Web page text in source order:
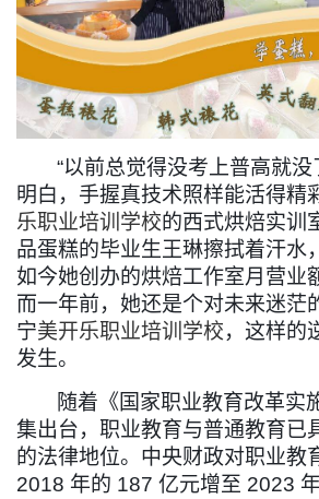
1 2 3 4
“以前总觉得没考上普高就
明白，手握真技术照样能活得精
乐职业培训学校的西式烘焙实训
品蛋糕的毕业生王琳擦拭着汗水
如今她创办的烘焙工作室月营业
而一年前，她还是个对未来迷茫
宁美开乐职业培训学校，这样的
发生。
随着《国家职业教育改革实
集出台，职业教育与普通教育已
的法律地位。中央财政对职业教
2018 年的 187 亿元增至 2023